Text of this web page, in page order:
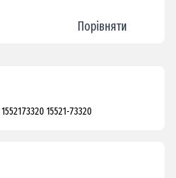
Порівняти
15521-73320